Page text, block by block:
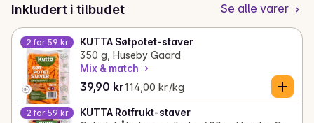
Inkludert i tilbudet Se alle varer
2 for 59 kr
KUTTA Søtpotet-staver
350 g, Huseby Gaard
Mix & match
39,90 kr
Gjeldende pris er: 39,90 kr
114,00 kr /kg
Stykkpris: 114,00 kr /kg
2 for 59 kr
KUTTA Rotfrukt-staver